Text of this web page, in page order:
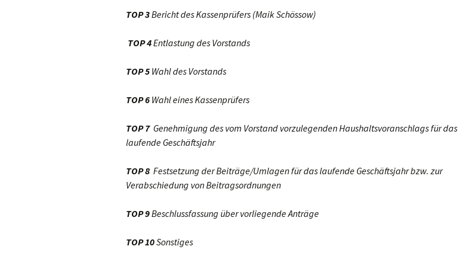
TOP 3Bericht des Kassenprüfers (Maik Schössow)
TOP 4Entlastung des Vorstands
TOP 5 Wahl des Vorstands
TOP 6Wahl eines Kassenprüfers
TOP 7Genehmigung des vom Vorstand vorzulegenden Haushaltsvoranschlags für das
laufende Geschäftsjahr
TOP 8 Festsetzung der Beiträge/Umlagen für das laufende Geschäftsjahr bzw. zur
Verabschiedung von Beitragsordnungen
TOP 9Beschlussfassung über vorliegende Anträge
TOP 10Sonstiges